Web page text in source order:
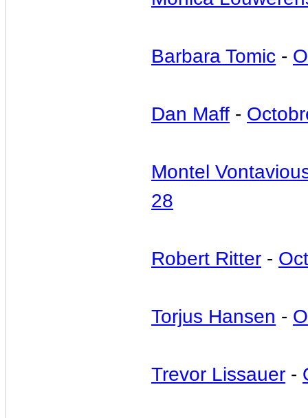
Barbara Tomic -
Dan Maff -
Montel
28
Robert Ritter -
Torjus Hansen -
Trevor Lissauer -